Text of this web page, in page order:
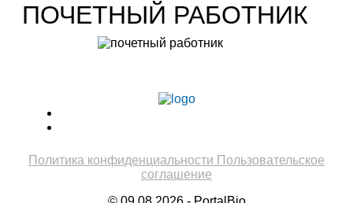
ПОЧЕТНЫЙ РАБОТНИК
Политика конфиденциальности Пользовательское
соглашение